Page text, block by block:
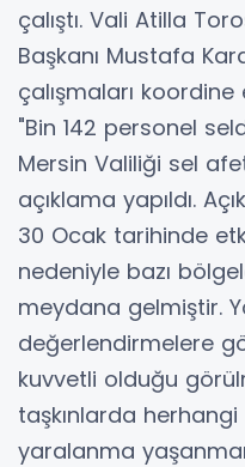
çalıştı. Vali Atilla
Başkanı Mustafa
çalışmaları koordine
"Bin 142 personel
Mersin Valiliği sel
açıklama yapıldı.
30 Ocak tarihinde
nedeniyle bazı
meydana gelmiştir.
değerlendirmelere
kuvvetli olduğu
taşkınlarda
yaralanma